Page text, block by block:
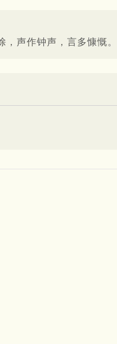
声作钟声，言多慷慨。